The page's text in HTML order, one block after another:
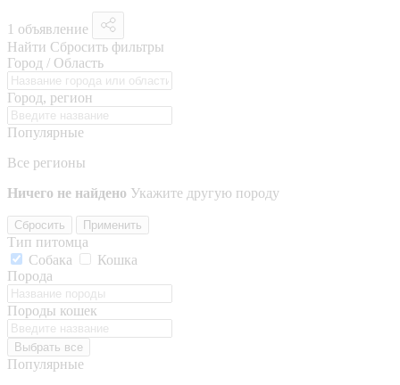
1 объявление
Найти Сбросить фильтры
Город / Область
Город, регион
Популярные
Все регионы
Ничего не найдено Укажите другую породу
Сбросить Применить
Тип питомца
Собака
Кошка
Порода
Породы кошек
Выбрать все
Популярные